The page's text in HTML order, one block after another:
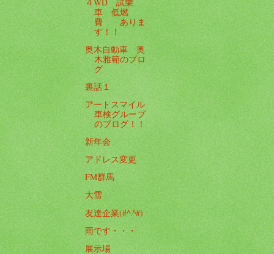
車 低燃
費 ありま
す！！
奥木自動車 奥
木雅範のブロ
グ
裏話１
アートスマイル
車検グループ
のブログ！！
新年会
アドレス変更
FM群馬
大雪
友達企業(#^.^#)
雨です・・・
展示場